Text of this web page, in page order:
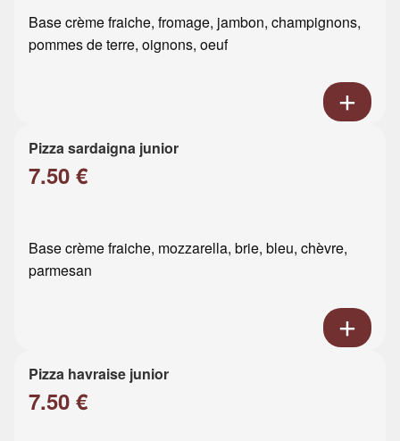
Base crème fraiche, fromage, jambon, champignons,
pommes de terre, oignons, oeuf
Pizza sardaigna junior
7.50 €
Base crème fraiche, mozzarella, brie, bleu, chèvre,
parmesan
Pizza havraise junior
7.50 €